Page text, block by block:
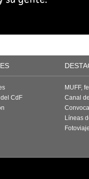
CdF
MUFF,
Canal
Líneas